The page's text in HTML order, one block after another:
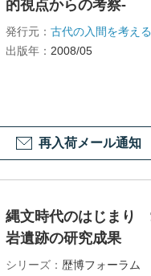
的視点からの考察-
発行元： 古代の入間を考え
出版年： 2008/05
再入荷メール通知
縄文時代のはじまり
岩遺跡の研究成果
シリーズ： 歴博フォーラム